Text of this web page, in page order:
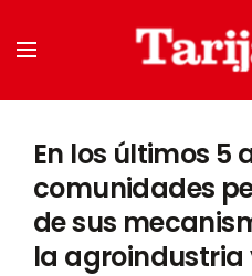
En los últimos 5
comunidades
de sus
la agroindustria